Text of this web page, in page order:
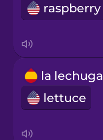
raspberry
la lechuga
lettuce